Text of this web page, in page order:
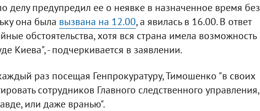
делу предупредил ее о неявке в назначенное время без
она была вызвана на 12.00, а явилась в 16.00. В ответ
обстоятельства, хотя вся страна имела возможность
Киева", - подчеркивается в заявлении.
раз посещая Генпрокуратуру, Тимошенко "в своих
сотрудников Главного следственного управления,
или даже вранью".